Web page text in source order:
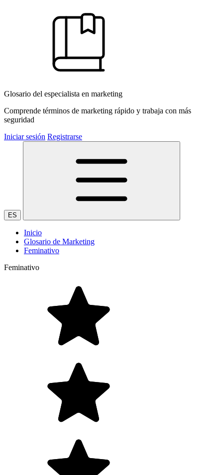
Glosario del especialista en marketing
Comprende términos de marketing rápido y trabaja con más
seguridad
Iniciar sesión Registrarse
ES
Inicio
Glosario de Marketing
Feminativo
Feminativo